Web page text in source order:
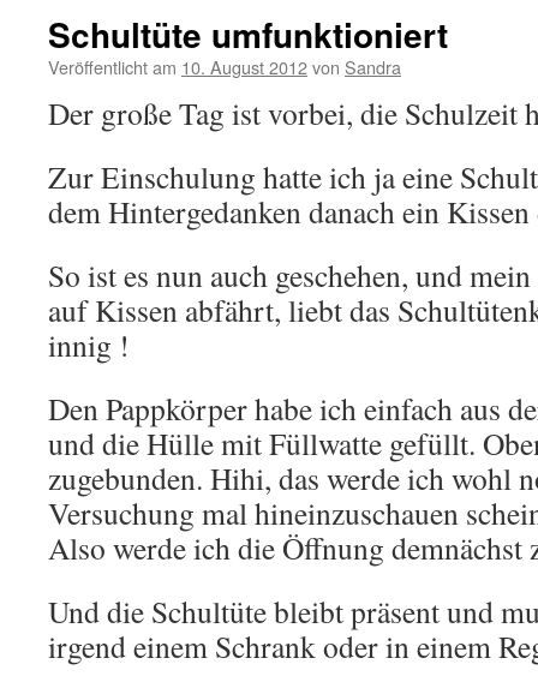
Schultüte umfunktioniert
Veröffentlicht am 10. August 2012von Sandra
Der große Tag ist vorbei, die Schulzeit
Zur Einschulung hatte ich ja eine
dem Hintergedanken danach ein
So ist es nun auch geschehen, und
auf Kissen abfährt, liebt das
innig !
Den Pappkörper habe ich einfach aus
und die Hülle mit Füllwatte gefüllt.
zugebunden. Hihi, das werde ich wohl
Versuchung mal hineinzuschauen
Also werde ich die Öffnung demnächst
Und die Schultüte bleibt präsent und
irgend einem Schrank oder in einem